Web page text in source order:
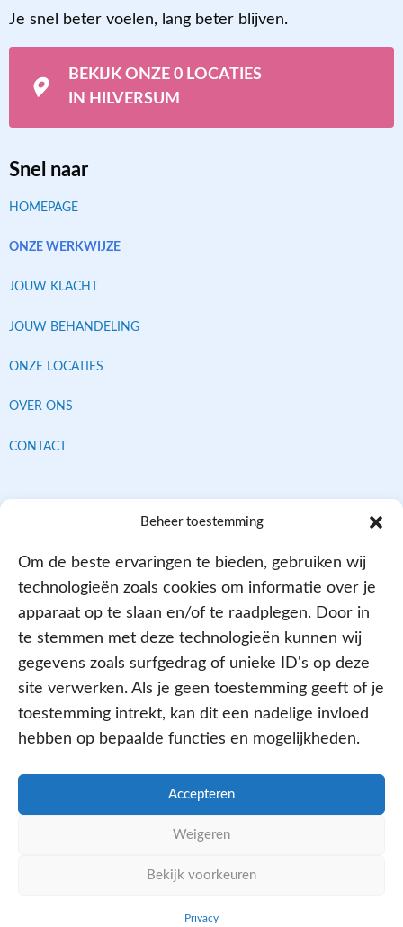
Beheer toestemming
Om de beste ervaringen te bieden, gebruiken wij
technologieën zoals cookies om informatie over je
apparaat op te slaan en/of te raadplegen. Door in
te stemmen met deze technologieën kunnen wij
gegevens zoals surfgedrag of unieke ID's op deze
site verwerken. Als je geen toestemming geeft of je
toestemming intrekt, kan dit een nadelige invloed
hebben op bepaalde functies en mogelijkheden.
Accepteren
Weigeren
Bekijk voorkeuren
Privacy
Je snel beter voelen, lang beter blijven.
BEKIJK ONZE 0 LOCATIES
IN HILVERSUM
Snel naar
HOMEPAGE
ONZE WERKWIJZE
JOUW KLACHT
JOUW BEHANDELING
ONZE LOCATIES
OVER ONS
CONTACT
Contracten met alle verzekeraars
Aangesloten bij
PRIVACY- EN COOKIE POLICY
WE ZIJN ONLINE